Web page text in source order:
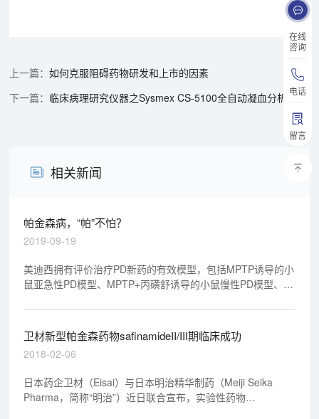
在线
咨询
电话
留言
如何克服阻碍药物研发和上市的因素
临床病理研究仪器之Sysmex CS-5100全自动凝血分析仪
相关新闻
帕金森病，“帕”不怕？
2019-09-19
美迪西拥有评价治疗PD新药的有效模型，包括MPTP诱导的小
鼠亚急性PD模型、MPTP+丙磺舒诱导的小鼠慢性PD模型、氧
法、抓力测试等方法评价受试物对PD症状的改善作用。
卫材新型帕金森药物safinamideII/III期临床成功
2018-02-06
日本药企卫材（Eisai）与日本明治精华制药（Meiji Seika
Pharma，简称“明治”）近日联合宣布，实验性药物